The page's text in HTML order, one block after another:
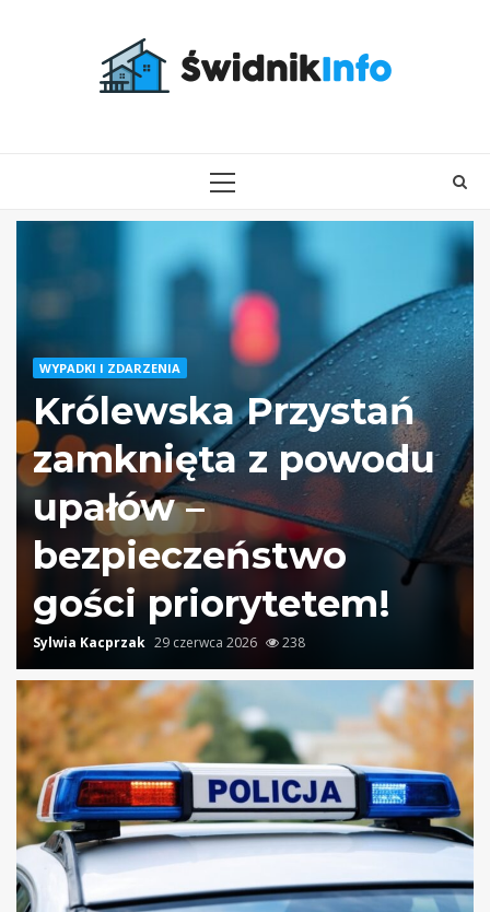
PRIMARY
WYPADKI I ZDARZENIA
Królewska Przystań
zamknięta z powodu
upałów –
bezpieczeństwo
gości priorytetem!
Sylwia Kacprzak 29 czerwca 2026 238